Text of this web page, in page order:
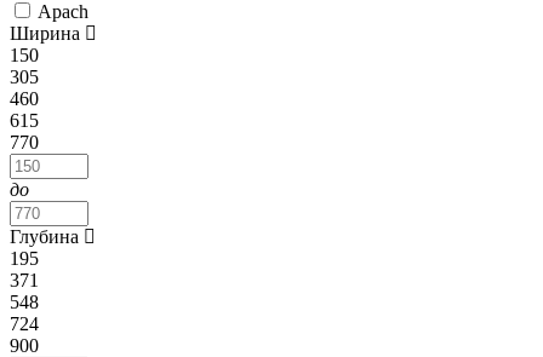
Apach
Ширина
150
305
460
615
770
до
Глубина
195
371
548
724
900